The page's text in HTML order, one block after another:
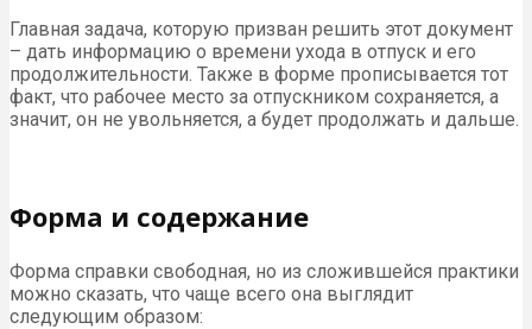
Главная задача, которую призван решить этот документ
– дать информацию о времени ухода в отпуск и его
продолжительности. Также в форме прописывается тот
факт, что рабочее место за отпускником сохраняется, а
значит, он не увольняется, а будет продолжать и дальше.
Форма и содержание
Форма справки свободная, но из сложившейся практики
можно сказать, что чаще всего она выглядит
следующим образом: